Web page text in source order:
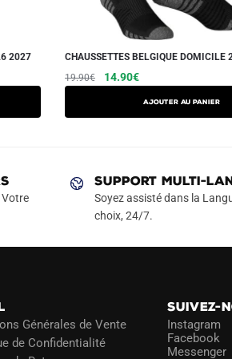
2027
CHAUSSETTES BELGIQUE DOMICILE
19.90€
Le
14.90€Le
Ajouter au panier
SUPPORT MULTI-
Soyez assisté dans la
choix, 24/7.
Générales de Vente
de Confidentialité
SUIVEZ-
Instagram
Facebook
Messenger